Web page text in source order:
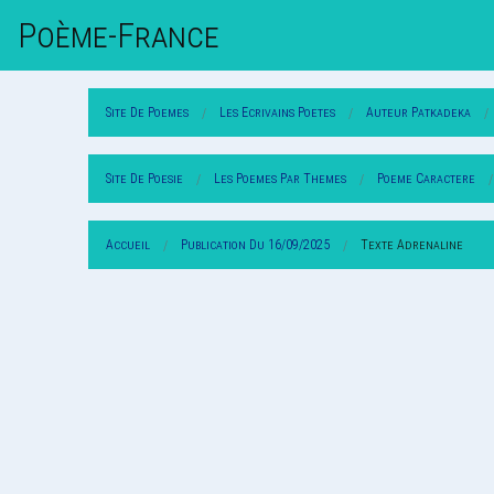
Poème-FrAnce
Site De Poemes Les Ecrivains Poetes Auteur Patkadeka
Site De Poesie Les Poemes Par Themes Poeme Caractere
Accueil Publication Du 16/09/2025 Texte Adrenaline